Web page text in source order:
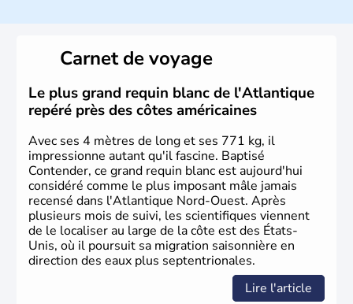
Plusieurs populations se sont succédées avant l'arrivée
des européens, suite à la découverte du continent par
Christophe Colomb en 1492. Les 13 colonies
britanniques proclament la Déclaration d'indépendance
en 1776 et adoptent leur première constitution en 1787.
La conquête de l'Ouest marque ensuite l'entrée dans une
phase de développement intense.
Carnet de voyage
Le plus grand requin blanc de l'Atlantique
repéré près des côtes américaines
Avec ses 4 mètres de long et ses 771 kg, il
impressionne autant qu'il fascine. Baptisé
Contender, ce grand requin blanc est aujourd'hui
considéré comme le plus imposant mâle jamais
recensé dans l'Atlantique Nord-Ouest. Après
plusieurs mois de suivi, les scientifiques viennent
de le localiser au large de la côte est des États-
Unis, où il poursuit sa migration saisonnière en
direction des eaux plus septentrionales.
Lire l'article